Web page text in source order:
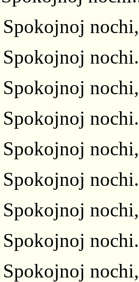
Spokojnoj
Spokojnoj
Spokojnoj
Spokojnoj nochi.
Spokojnoj
Spokojnoj nochi.
Spokojnoj
Spokojnoj nochi.
Spokojnoj